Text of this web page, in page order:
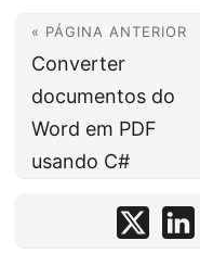
« PÁGINA ANTERIOR
Converter
documentos do
Word em PDF
usando C#